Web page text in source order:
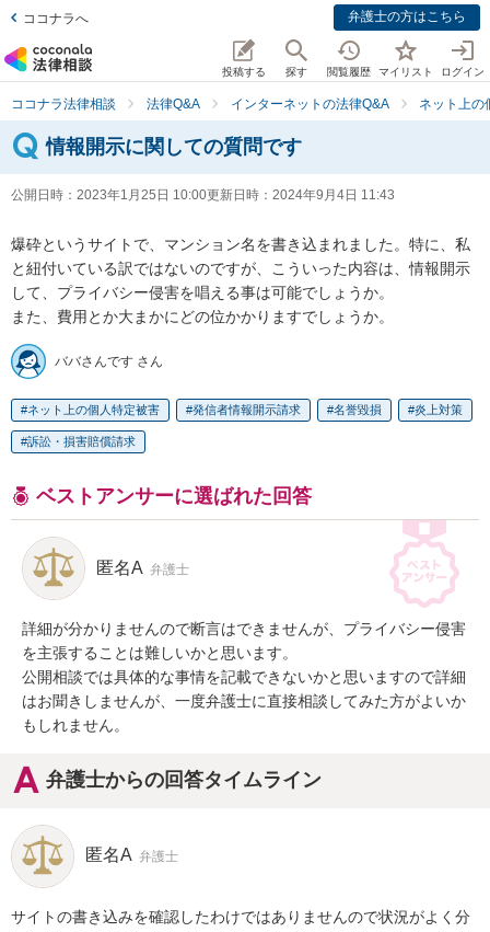
ココナラへ 弁護士の方はこちら
投稿する 探す 閲覧履歴 マイリスト ログイン
ココナラ法律相談 法律Q&A インターネットの法律Q&A ネット上の
情報開示に関しての質問です
公開日時： 2023年1月25日 10:00更新日時： 2024年9月4日 11:43
爆砕というサイトで、マンション名を書き込まれました。特に、私
と紐付いている訳ではないのですが、こういった内容は、情報開示
して、プライバシー侵害を唱える事は可能でしょうか。
また、費用とか大まかにどの位かかりますでしょうか。
ババさんです さん
ネット上の個人特定被害 発信者情報開示請求 名誉毀損 炎上対策
訴訟・損害賠償請求
ベストアンサーに選ばれた回答
匿名A 弁護士
詳細が分かりませんので断言はできませんが、プライバシー侵害
を主張することは難しいかと思います。
公開相談では具体的な事情を記載できないかと思いますので詳細
はお聞きしませんが、一度弁護士に直接相談してみた方がよいか
もしれません。
弁護士からの回答タイムライン
匿名A 弁護士
サイトの書き込みを確認したわけではありませんので状況がよく分